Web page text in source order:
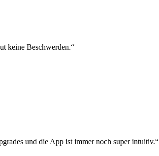
keine Beschwerden.“
und die App ist immer noch super intuitiv.“